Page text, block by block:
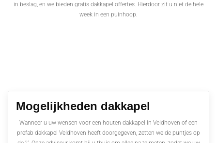
in beslag, en we bieden gratis dakkapel offertes. Hierdoor zit u niet de hele
week in een puinhoop.
Mogelijkheden dakkapel
Wanneer u uw wensen voor een houten dakkapel in Veldhoven of een
prefab dakkapel Veldhoven heeft doorgegeven, zetten we de puntjes op